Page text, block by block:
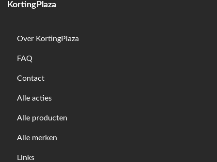
KortingPlaza
Over KortingPlaza
FAQ
Contact
Alle acties
Alle producten
Alle merken
Links